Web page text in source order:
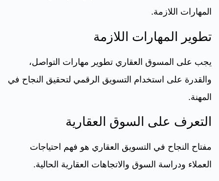
المهارات اللازمة.
تطوير المهارات اللازمة
يجب على المسوق العقاري تطوير مهارات التواصل،
والقدرة على استخدام التسويق الرقمي لتحقيق النجاح في
المهنة.
التعرف على السوق العقارية
مفتاح النجاح في التسويق العقاري هو فهم احتياجات
العملاء ودراسة السوق والاتجاهات العقارية الحالية.